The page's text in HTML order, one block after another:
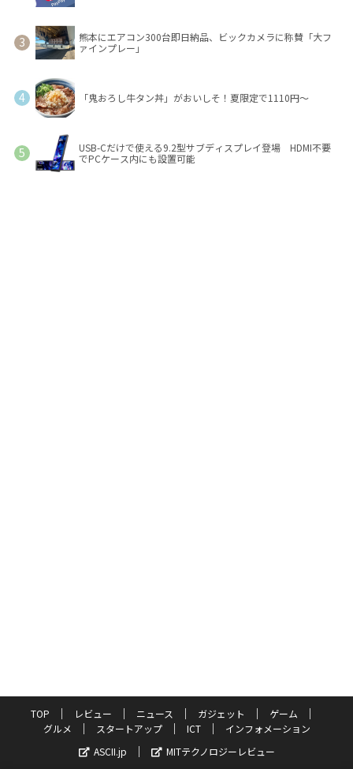
熊本にエアコン300台即日納品、ビックカメラに称賛「大フ
ァインプレー」
「鬼おろし牛タン丼」がおいしそ！夏限定で1110円～
USB-Cだけで使える9.2型サブディスプレイ登場 HDMI不要
でPCケース内にも設置可能
TOP レビュー ニュース ガジェット
ゲーム
グルメ
スタートアップ ICT
インフォメーション
ASCII.jp
MITテクノロジーレビュー